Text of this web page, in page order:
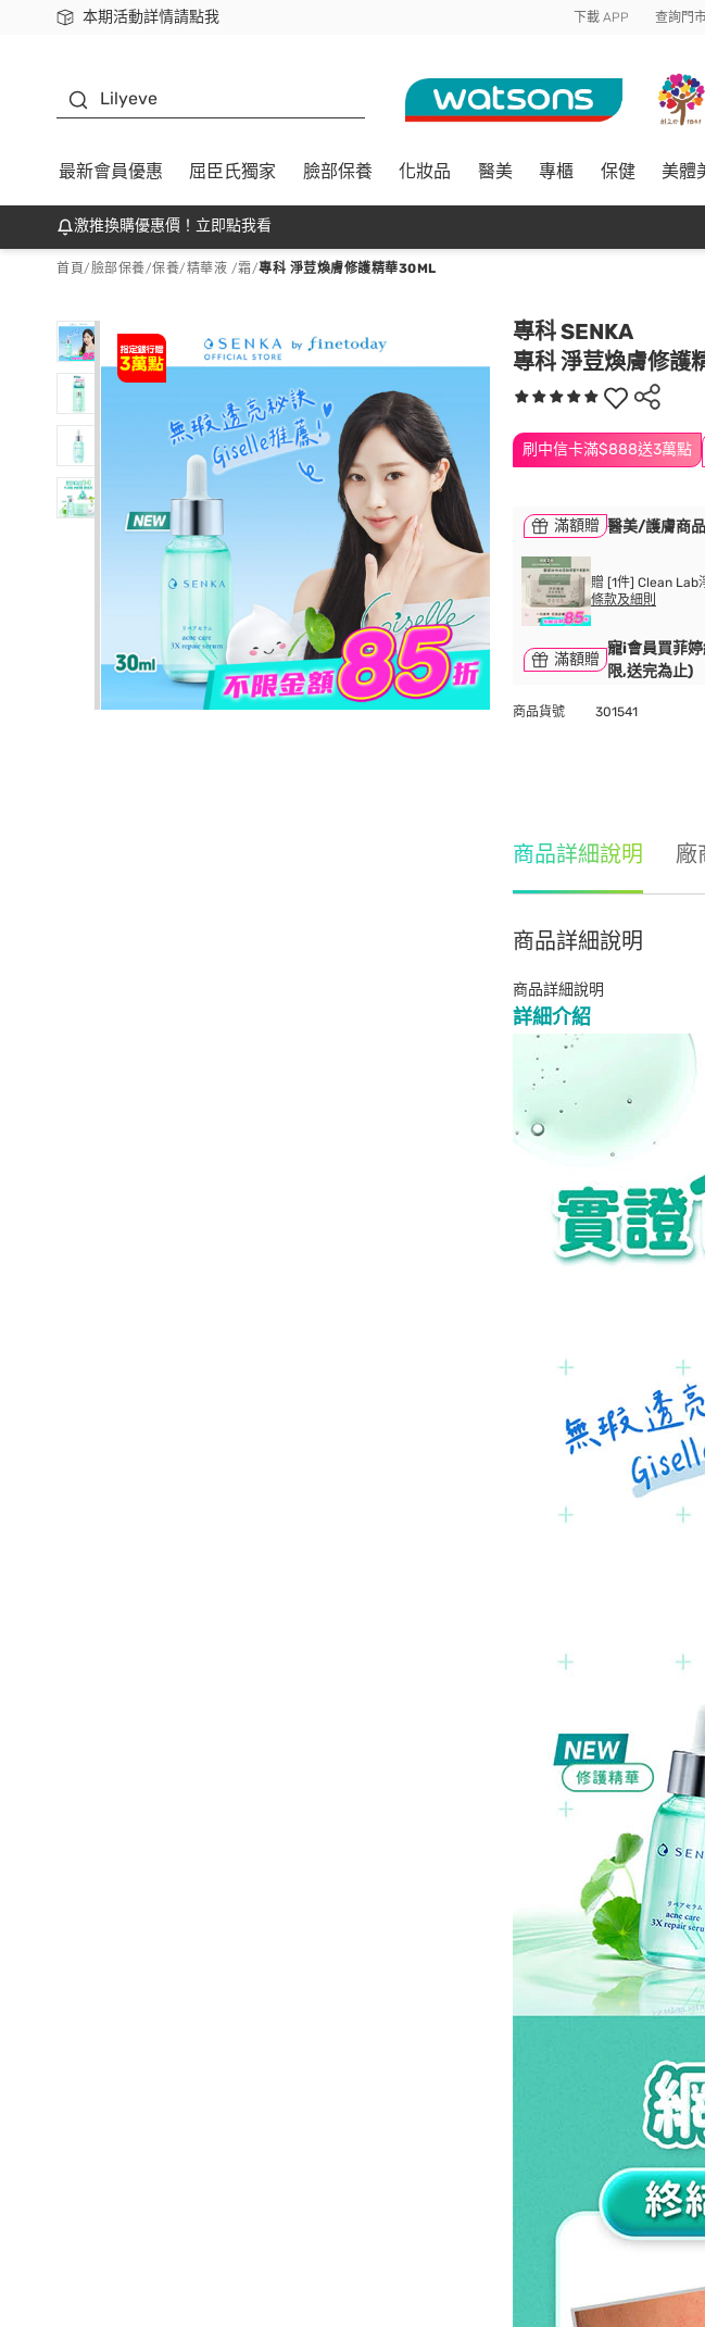
本期活動詳情請點我
下載app最高回饋$350 下載 APP 查詢門
Lilyeve
最新會員優惠 屈臣氏獨家 臉部保養 化妝品 醫美 專櫃 保健 美體
激推換購優惠價！立即點我看
首頁/臉部保養/保養/精華液 /霜/專科 淨荳煥膚修護精華30ML
專科 SENKA
專科 淨荳煥膚修護
刷中信卡滿$888送3萬點
滿額贈 醫美/護膚商
贈 [1件] Clean Lab
條款及細則
滿額贈
寵i會員買菲
限,送完為止)
商品貨號 301541
商品詳細說明 廠
商品詳細說明
商品詳細說明
詳細介紹